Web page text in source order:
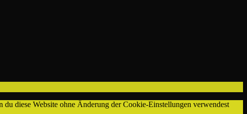
diese Website ohne Änderung der Cookie-Einstellungen verwendest